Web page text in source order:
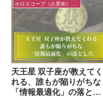
ホロスコープ（占星術）を読むコツ
天王星 双子座が教えてく
れる、誰もが陥りがちな
「情報最適化」の落とし